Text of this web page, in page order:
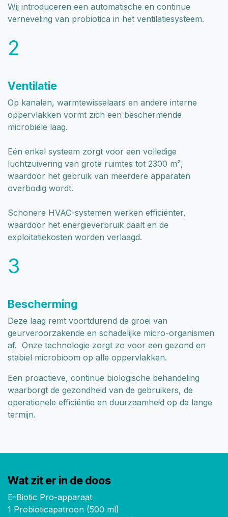
Wij introduceren een automatische en continue
verneveling van probiotica in het ventilatiesysteem.
2
Ventilatie
Op kanalen, warmtewisselaars en andere interne
oppervlakken vormt zich een beschermende
microbiële laag.
Eén enkel systeem zorgt voor een volledige
luchtzuivering van grote ruimtes tot 2300 m²,
waardoor het gebruik van meerdere apparaten
overbodig wordt.
Schonere HVAC-systemen werken efficiënter,
waardoor het energieverbruik daalt en de
exploitatiekosten worden verlaagd.
3
Bescherming
Deze laag remt voortdurend de groei van
geurveroorzakende en schadelijke micro-organismen
af. Onze technologie zorgt zo voor een gezond en
stabiel microbioom op alle oppervlakken.
Een proactieve, continue biologische behandeling
waarborgt de gezondheid van de gebruikers, de
operationele efficiëntie en duurzaamheid op de lange
termijn.
Wat zit er in de doos
E-Biotic Pro-apparaat
1 Probioticapatroon (500 ml)